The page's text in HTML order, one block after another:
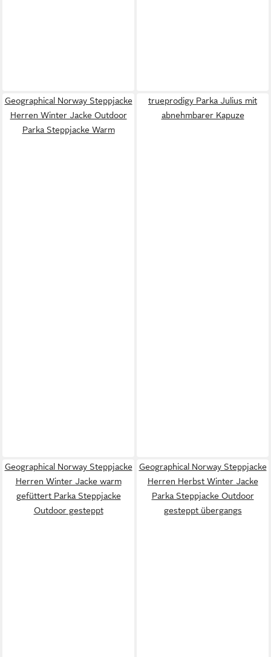
Geographical Norway Steppjacke
Herren Winter Jacke Outdoor
Parka Steppjacke Warm
trueprodigy Parka Julius mit
abnehmbarer Kapuze
Geographical Norway Steppjacke
Herren Winter Jacke warm
gefüttert Parka Steppjacke
Outdoor gesteppt
Geographical Norway Steppjacke
Herren Herbst Winter Jacke
Parka Steppjacke Outdoor
gesteppt übergangs